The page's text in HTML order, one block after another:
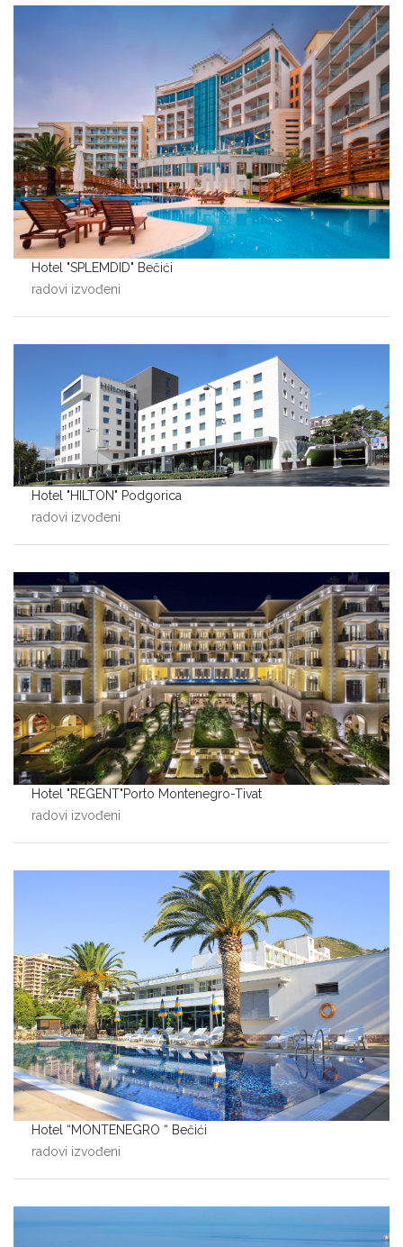
Hotel "SPLEMDID" Bečići
radovi izvođeni
Hotel "HILTON" Podgorica
radovi izvođeni
Hotel "REGENT"Porto Montenegro-Tivat
radovi izvođeni
Hotel “MONTENEGRO “ Bečići
radovi izvođeni